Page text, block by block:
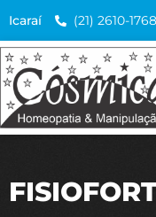
Icaraí (21) 2610-